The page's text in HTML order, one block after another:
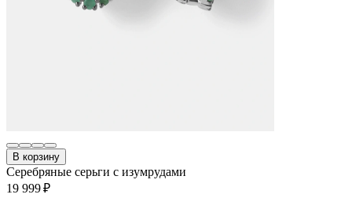
В корзину
Серебряные серьги с изумрудами
19 999 ₽